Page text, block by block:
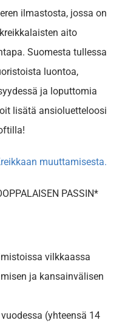
ilmastosta, jossa on
aito
Suomesta tullessa
luontoa,
ja loputtomia
lisätä ansioluetteloosi
muuttamisesta.
PASSIN*
vilkkaassa
ja kansainvälisen
(yhteensä 14